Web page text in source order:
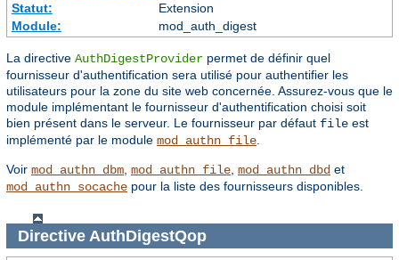
Statut:
Extension
Module:
mod_auth_digest
La directive AuthDigestProvider permet de définir quel
fournisseur d'authentification sera utilisé pour authentifier les
utilisateurs pour la zone du site web concernée. Assurez-vous que le
module implémentant le fournisseur d'authentification choisi soit
bien présent dans le serveur. Le fournisseur par défaut file est
implémenté par le module mod_authn_file
Voir mod_authn_dbm mod_authn_file mod_authn_dbd et
mod_authn_socache pour la liste des fournisseurs disponibles.
Directive AuthDigestQop